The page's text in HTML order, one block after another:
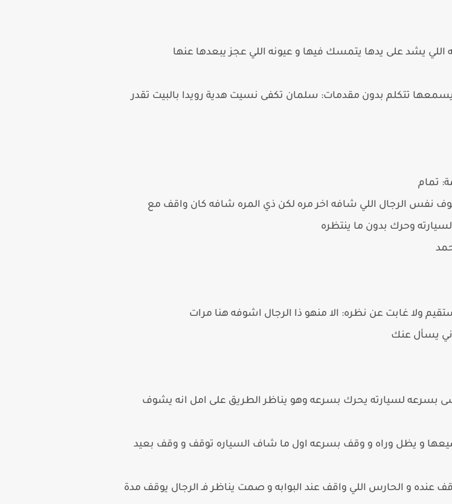
يشد على يدها يتمسك فيها و عيونه اللي عجز يبعدها عنها
تتكلم بدون مقدمات: سلمان تكفى نسيت هدية رويدا بالبيت تقدر
تمام
نفس الرجال اللي شافه اخر مره لكن ذي المره شافه كان واقف مع
وحرك بدون ما ينتظره
ولا غابت عن نظره: الا منهو ذا الرجال اشوفه هنا مرات
يسأل عنك
بسرعه لسيارته يحرك بسرعه وهو يناظر الطريق على امل انه يشوف
و يظل وراه و وقف بسرعه اول ما شاف السياره توقف و وقف بعيد
و الحارس اللي واقف عند البوابه و صمت يناظر فـ الرجال يوقف مدة